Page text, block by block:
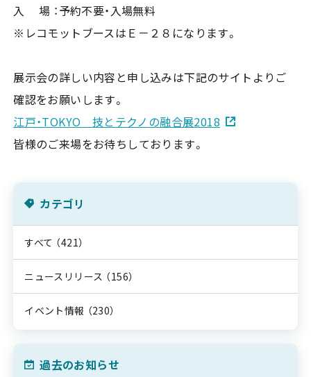
入 場 ：予約不要・入場無料
※レコモットブースはＥ－２８になります。
展示会の詳しい内容と申し込みは下記のサイトよりご
確認をお願いします。
江戸・TOKYO 技とテクノの融合展2018
皆様のご来場をお待ちしております。
カテゴリ
すべて （421）
ニュースリリース （156）
イベント情報 （230）
過去のお知らせ